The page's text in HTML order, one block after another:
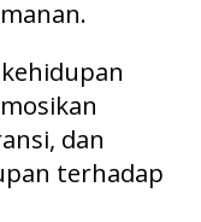
dan
terhadap